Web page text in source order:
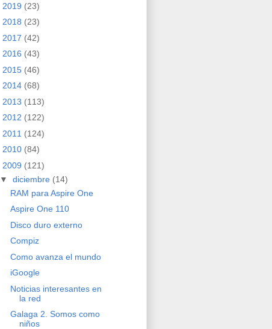
2019 (23)
2018 (23)
2017 (42)
2016 (43)
2015 (46)
2014 (68)
2013 (113)
2012 (122)
2011 (124)
2010 (84)
2009 (121)
▼ diciembre (14)
RAM para Aspire One
Aspire One 110
Disco duro externo
Compiz
Como avanza el mundo
iGoogle
Noticias interesantes en
la red
Galaga 2. Somos como
niños